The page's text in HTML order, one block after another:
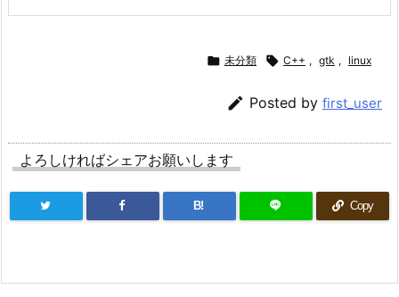
 未分類  C++ , gtk , linux
 Posted by first_user
よろしければシェアお願いします
B! Copy